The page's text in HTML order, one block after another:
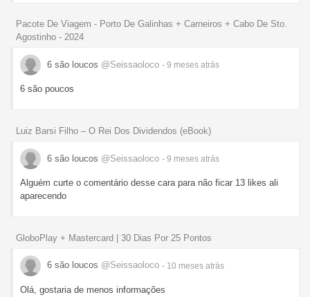
Pacote De Viagem - Porto De Galinhas + Carneiros + Cabo De Sto.
Agostinho - 2024
6 são loucos @Seissaoloco - 9 meses atrás
6 são poucos
Luiz Barsi Filho – O Rei Dos Dividendos (eBook)
6 são loucos @Seissaoloco - 9 meses atrás
Alguém curte o comentário desse cara para não ficar 13 likes ali
aparecendo
GloboPlay + Mastercard | 30 Dias Por 25 Pontos
6 são loucos @Seissaoloco - 10 meses atrás
Olá, gostaria de menos informações